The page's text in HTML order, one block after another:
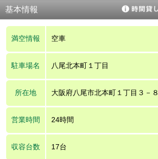
基本情報
満空情報 空車
駐車場名 八尾北本町１丁目
所在地 大阪府八尾市北本町１丁目３－８
営業時間 24時間
収容台数 17台